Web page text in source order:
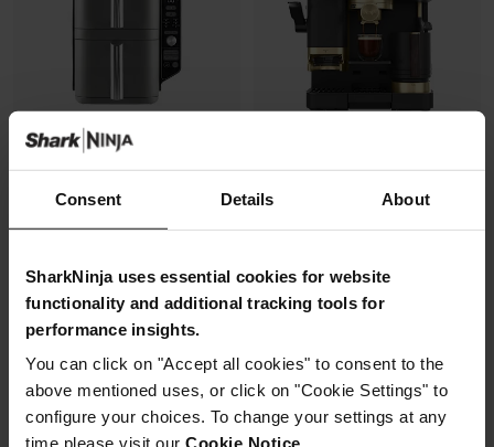
Consent Details About
SharkNinja uses essential cookies for website
functionality and additional tracking tools for
performance insights.
You can click on "Accept all cookies" to consent to the
above mentioned uses, or click on "Cookie Settings" to
configure your choices. To change your settings at any
time please visit our Cookie Notice
Air Fryer Ninja DoubleStack XL,
verticale, 9.5L, 6-en-1
2 zones de cuisson
superposées
large
Machine à café semi-
automatique Ninja Luxe Café
Modèle: ES771EUBK
4.3 (392)
automatique
Recommandation de finesse
de mouture
Broyeur et balance intégrés